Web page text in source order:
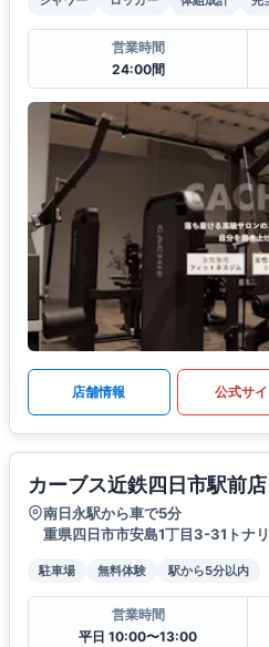
営業時間
24:00間
店舗情報 公式サイ
カーブス近鉄四日市駅前店
南日永駅から車で5分
重県四日市市安島1丁目3-31トナ
駐車場 無料体験 駅から5分以内
営業時間
平日 10:00〜13:00